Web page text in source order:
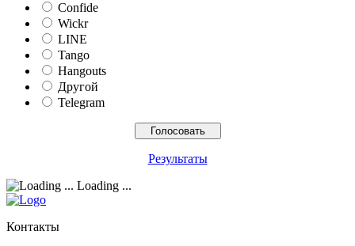
Confide
Wickr
LINE
Tango
Hangouts
Другой
Telegram
Результаты
Loading ...
Контакты